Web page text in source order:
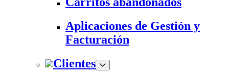
Aplicaciones de Gestión y
Facturación
Clientes